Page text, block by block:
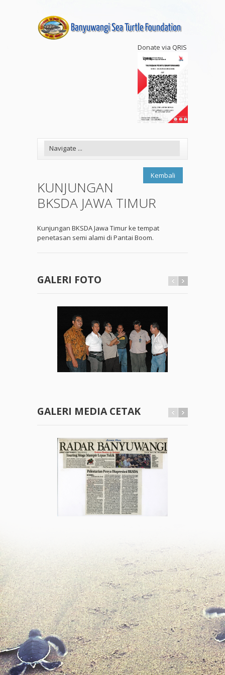
Donate via QRIS
Kembali
KUNJUNGAN
BKSDA JAWA TIMUR
Kunjungan BKSDA Jawa Timur ke tempat
penetasan semi alami di Pantai Boom.
GALERI FOTO
GALERI MEDIA CETAK